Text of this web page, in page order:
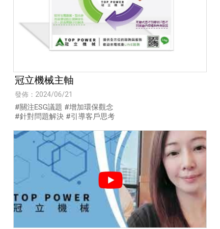
冠立機械主軸
發佈：2024/06/21
#關注ESG議題 #增加環保觀念
#針對問題解決 #引導客戶思考